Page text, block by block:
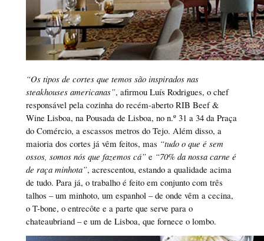
“Os tipos de cortes que temos são inspirados nas
steakhouses americanas”, afirmou Luís Rodrigues, o chef
responsável pela cozinha do recém-aberto RIB Beef &
Wine Lisboa, na Pousada de Lisboa, no n.º 31 a 34 da Praça
do Comércio, a escassos metros do Tejo. Além disso, a
maioria dos cortes já vêm feitos, mas “tudo o que é sem
ossos, somos nós que fazemos cá”e “70% da nossa carne é
de raça minhota”, acrescentou, estando a qualidade acima
de tudo. Para já, o trabalho é feito em conjunto com três
talhos – um minhoto, um espanhol – de onde vêm a cecina,
o T-bone, o entrecôte e a parte que serve para o
chateaubriand – e um de Lisboa, que fornece o lombo.